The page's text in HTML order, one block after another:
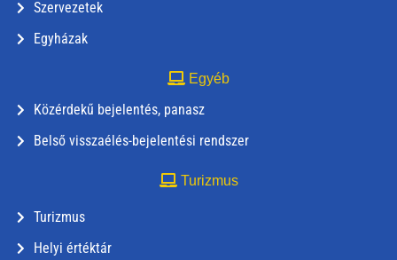
Szervezetek
Egyházak
Egyéb
Közérdekű bejelentés, panasz
Belső visszaélés-bejelentési rendszer
Turizmus
Turizmus
Helyi értéktár